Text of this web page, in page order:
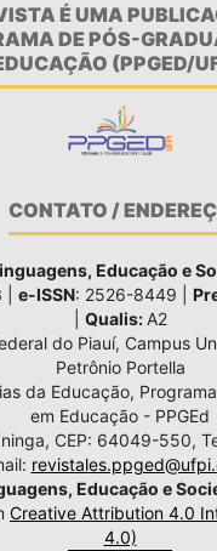
É UMA
DE PÓS-
(PPGED/
CONTATO /
Educação e
| e-ISSN: 2526-8449 |
Qualis: A2
do Piauí, Campus
Petrônio Portella
da Educação,
em Educação - PPGEd
CEP: 64049-550,
Educação e
Creative Attribution 4.0
4.0)